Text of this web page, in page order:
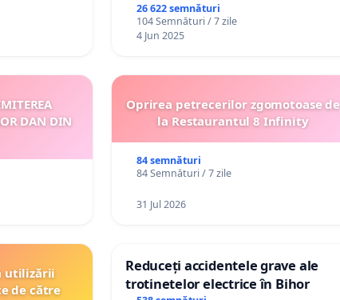
26 622 semnături
104 Semnături / 7 zile
4 Jun 2025
DAN DIN
Oprirea petrecerilor zgomotoase de
la Restaurantul 8 Infinity
84 semnături
84 Semnături / 7 zile
31 Jul 2026
utilizării
de către
Reduceți accidentele grave ale
trotinetelor electrice în Bihor